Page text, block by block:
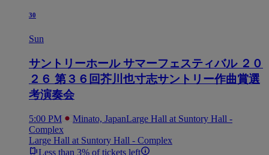
30
Sun
サントリーホール サマーフェスティバル ２０
２６ 第３６回芥川也寸志サントリー作曲賞選
考演奏会
5:00 PM Minato, JapanLarge Hall at Suntory Hall -
Complex
Large Hall at Suntory Hall - Complex
Less than 3% of tickets left